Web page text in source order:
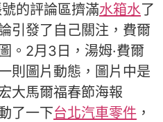
的評論區擠滿水箱水了
引發了自己關注，費爾
。2月3日，湯姆·費爾
則圖片動態，圖片中是
大馬爾福春節海報
了一下台北汽車零件 ，